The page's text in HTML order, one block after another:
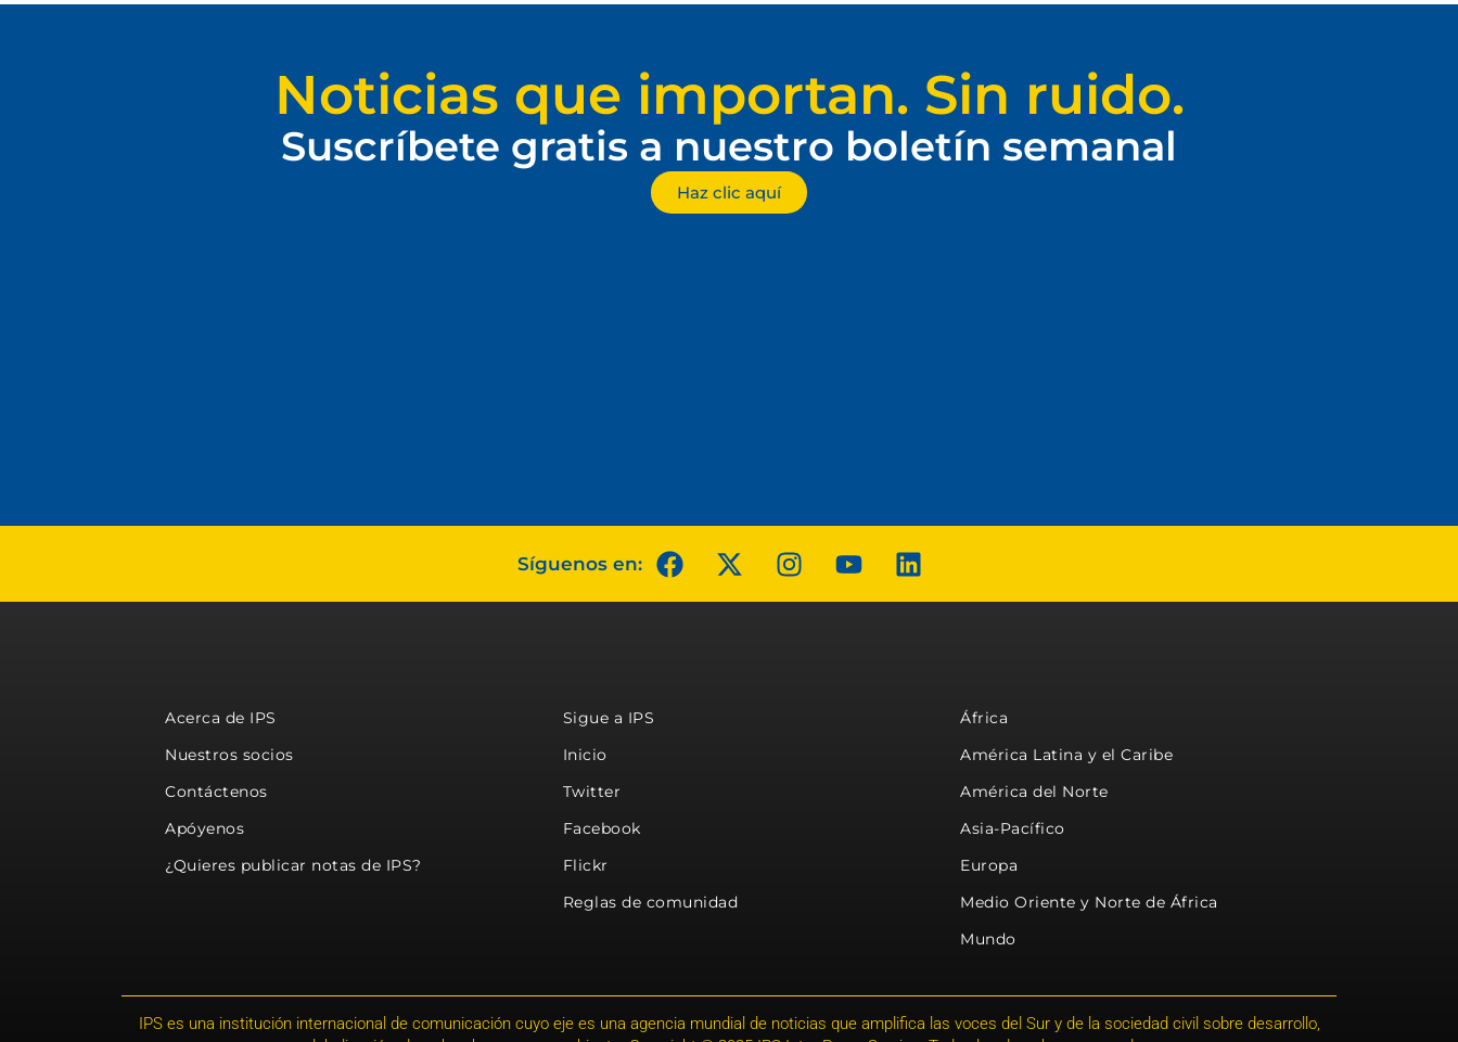
Noticias que importan. Sin ruido.
Suscríbete gratis a nuestro boletín semanal
Haz clic aquí
Síguenos en:
Acerca de IPS
Nuestros socios
Contáctenos
Apóyenos
¿Quieres publicar notas de IPS?
Sigue a IPS
Inicio
Twitter
Facebook
Flickr
Reglas de comunidad
África
América Latina y el Caribe
América del Norte
Asia-Pacífico
Europa
Medio Oriente y Norte de África
Mundo
IPS es una institución internacional de comunicación cuyo eje es una agencia mundial de noticias que amplifica las voces del Sur y de la sociedad civil sobre desarrollo,